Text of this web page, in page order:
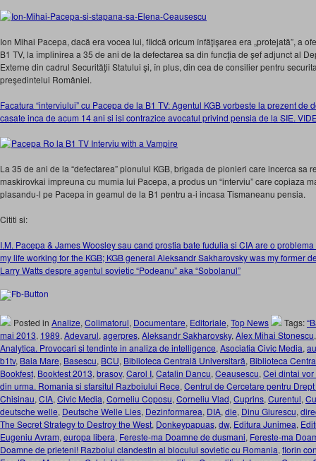
Ion Mihai Pacepa, dacă era vocea lui, fiidcă oricum înfăţişarea era „protejată”, a
B1 TV, la împlinirea a 35 de ani de la defectarea sa din funcţia de şef adjunct al
Externe din cadrul Securităţii Statului şi, în plus, din cea de consilier pentru
preşedintelui României.
Facatura “interviului” cu Pacepa de la B1 TV: Agentul KGB vorbeste la prezent de
casate inca de acum 14 ani si isi contrazice avocatul privind pensia de la SIE.
La 35 de ani de la “defectarea” pionului KGB, brigada de pionieri care incerca sa
maskirovkai impreuna cu mumia lui Pacepa, a produs un “interviu” care copiaza
plasandu-l pe Pacepa in geamul de la B1 pentru a-i incasa Tismaneanu pensia.
Cititi si:
I.M. Pacepa & James Woosley sau cand prostia bate fudulia si CIA are o
my life working for the KGB; KGB general Aleksandr Sakharovsky was my former
Larry Watts despre agentul sovietic “Podeanu” aka “Sobolanul”
Posted in Analize, Colimatorul, Documentare, Editoriale, Top News Tags:
mai 2013, 1989, Adevarul, agerpres, Aleksandr Sakharovsky, Alex Mihai Stonescu
Analytica. Provocari si tendinte in analiza de intelligence, Asociatia Civic Media,
b1tv, Baia Mare, Basescu, BCU, Biblioteca Centrală Universitară, Biblioteca
Bookfest, Bookfest 2013, brasov, Carol I, Catalin Dancu, Ceausescu, Cei dintai
din urma. Romania si sfarsitul Razboiului Rece, Centrul de Cercetare pentru
Chisinau, CIA, Civic Media, Corneliu Coposu, Corneliu Vlad, Cuprins, Curentul,
deutsche welle, Deutsche Welle Lies, Dezinformarea, DIA, die, Dinu Giurescu,
The Secret Strategy to Destroy the West, Donkeypapuas, dw, Editura Junimea,
Eugeniu Avram, europa libera, Fereste-ma Doamne de dusmani, Fereste-ma
Doamne de prieteni! Razboiul clandestin al blocului sovietic cu Romania, florin